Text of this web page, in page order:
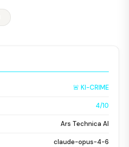
🚨 KI-CRIME
4/10
Ars Technica AI
claude-opus-4-6